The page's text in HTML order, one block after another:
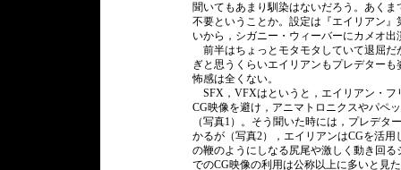
聞いてもあまり馴染はないだろう。あく
不要ということか。設定は『エイリアン
いから，シガニー・ウィーバーにカメオ
前半はちょっとモタモタしていて退屈だ
ぎと思うくらいエイリアンもプレデター
怖感は全くない。
SFX，VFXはというと，エイリアン・フ
CG映像を避け，アニマトロニクスやパペ
（写真1）。そう聞いた時には，プレデ
かるが（写真2），エイリアンはCGを活
の鞭のようにしなる尻尾や激しく動き回
でのCG映像の利用は公称以上に多いと見